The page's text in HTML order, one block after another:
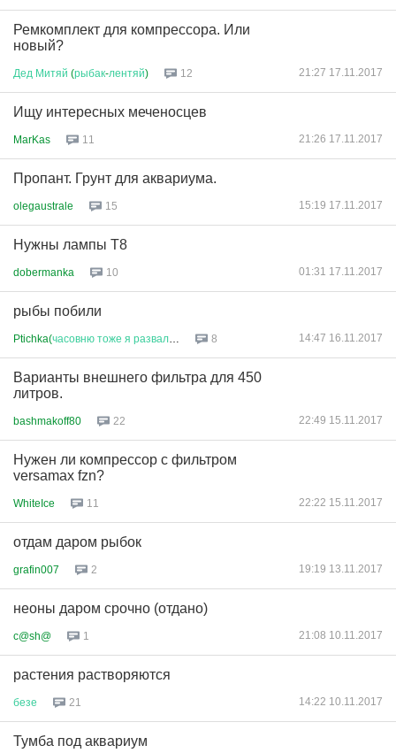
Ремкомплект для компрессора. Или
новый?
Дед Митяй (рыбак-лентяй) 12 21:27 17.11.2017
Ищу интересных меченосцев
MarKas 11 21:26 17.11.2017
Пропант. Грунт для аквариума.
olegaustrale 15 15:19 17.11.2017
Нужны лампы Т8
dobermanka 10 01:31 17.11.2017
рыбы побили
Ptichka(часовню тоже я развали 8 14:47 16.11.2017
Варианты внешнего фильтра для 450
литров.
bashmakoff80 22 22:49 15.11.2017
Нужен ли компрессор с фильтром
versamax fzn?
WhiteIce 11 22:22 15.11.2017
отдам даром рыбок
grafin007 2 19:19 13.11.2017
неоны даром срочно (отдано)
c@sh@ 1 21:08 10.11.2017
растения растворяются
безе 21 14:22 10.11.2017
Тумба под аквариум